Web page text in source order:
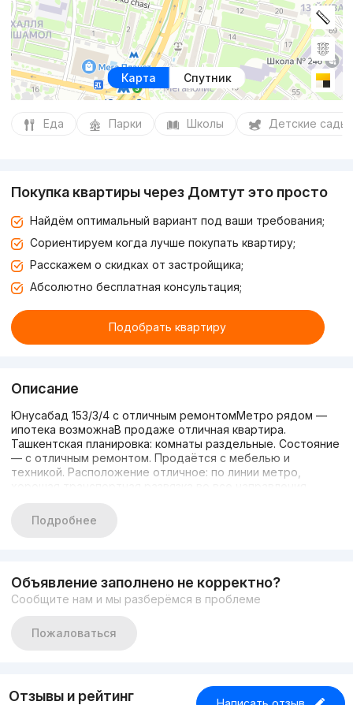
Карта Спутник
Еда Парки Школы Детские сады
Покупка квартиры через Домтут это просто
Найдём оптимальный вариант под ваши требования;
Сориентируем когда лучше покупать квартиру;
Расскажем о скидках от застройщика;
Абсолютно бесплатная консультация;
Подобрать квартиру
Описание
Юнусабад 153/3/4 с отличным ремонтомМетро рядом —
ипотека возможнаВ продаже отличная квартира.
Ташкентская планировка: комнаты раздельные. Состояние
— с отличным ремонтом. Продаётся с мебелью и
техникой. Расположение отличное: по линии метро,
договорная
Подробнее
Объявление заполнено не корректно?
Сообщите нам и мы разберёмся в проблеме
Пожаловаться
Отзывы и рейтинг